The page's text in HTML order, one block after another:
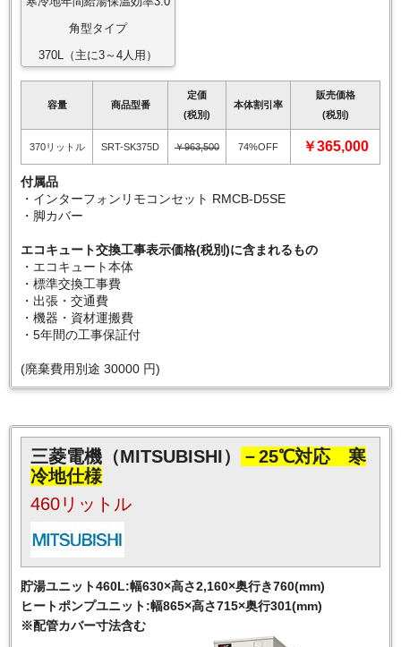
角型タイプ
370L（主に3～4人用）
容量 商品型番
定価
(税別)
本体割引率
販売価格
(税別)
370リットル SRT-SK375D ￥963,500 74%OFF ￥365,000
付属品
・インターフォンリモコンセット RMCB-D5SE
・脚カバー
エコキュート交換工事表示価格(税別)に含まれるもの
・エコキュート本体
・標準交換工事費
・出張・交通費
・機器・資材運搬費
・5年間の工事保証付
(廃棄費用別途 30000 円)
三菱電機（MITSUBISHI）
－25℃対応 寒
冷地仕様
460リットル
貯湯ユニット460L:幅630×高さ2,160×奥行き760(mm)
ヒートポンプユニット:幅865×高さ715×奥行301(mm)
※配管カバー寸法含む